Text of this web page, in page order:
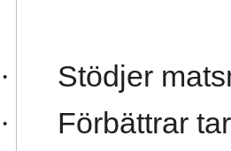
· Stödjer
· Förbättrar